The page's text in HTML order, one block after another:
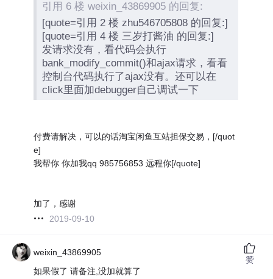
引用 6 楼 weixin_43869905 的回复:
[quote=引用 2 楼 zhu546705808 的回复:]
[quote=引用 4 楼 三岁打酱油 的回复:]
发请求没有，看代码会执行
bank_modify_commit()和ajax请求，看看
控制台代码执行了ajax没有。还可以在
click里面加debugger自己调试一下
付费请解决，可以的话淘宝闲鱼互站担保交易，[/quot
e]
我帮你 你加我qq 985756853 远程你[/quote]
加了，感谢
2019-09-10
weixin_43869905
如果假了 请备注,没加就算了
赞